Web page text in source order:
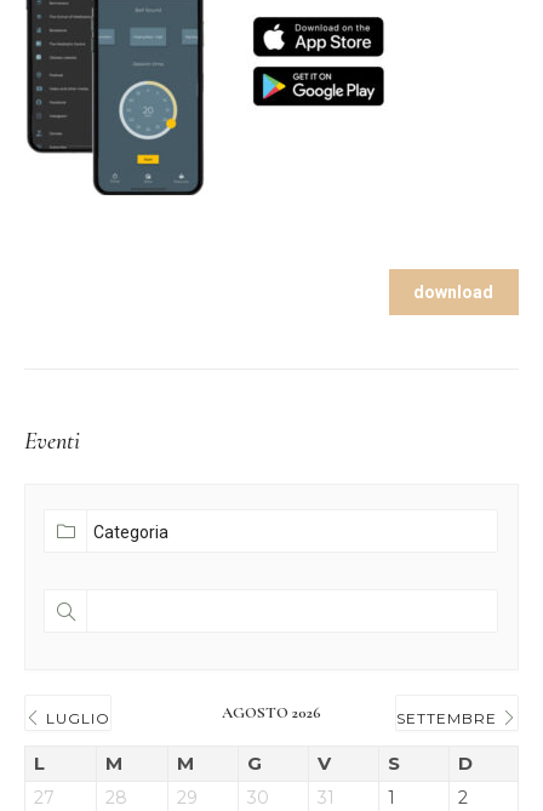
download
Eventi
LUGLIO AGOSTO 2026 SETTEMBRE
L M M G V S D
27 28 29 30 31 1 2